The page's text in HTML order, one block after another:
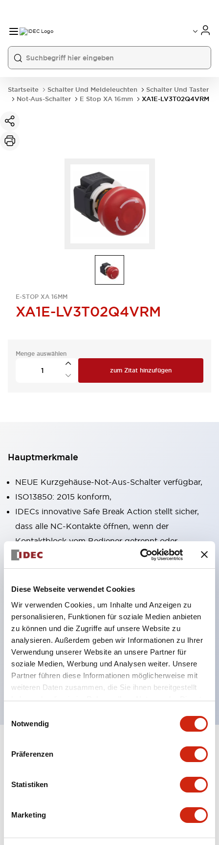
Diese Webseite verwendet Cookies
Wir verwenden Cookies, um Inhalte und Anzeigen zu
personalisieren, Funktionen für soziale Medien anbieten
zu können und die Zugriffe auf unsere Website zu
analysieren. Außerdem geben wir Informationen zu Ihrer
Verwendung unserer Website an unsere Partner für
soziale Medien, Werbung und Analysen weiter. Unsere
Partner führen diese Informationen möglicherweise mit
weiteren Daten zusammen, die Sie ihnen bereitgestellt
haben oder die sie im Rahmen Ihrer Nutzung der Dienste
Notwendig
Präferenzen
Statistiken
Marketing
Startseite Schalter Und Meldeleuchten
Schalter Und Taster
Not-Aus-Schalter
E Stop XA 16mm XA1E-LV3T02Q4VRM
E-STOP XA 16MM
XA1E-LV3T02Q4VRM
Menge auswählen
zum Zitat hinzufügen
Hauptmerkmale
NEUE Kurzgehäuse-Not-Aus-Schalter verfügbar,
ISO13850: 2015 konform,
IDECs innovative Safe Break Action stellt sicher,
dass alle NC-Kontakte öffnen, wenn der
Kontaktblock vom Bediener getrennt oder
beschädigt wird,
Pushlock-Dreh-Reset und Push-Pull-
Dualfunktionen in derselben Einheit integriert,
Direktöffnungsmechanismus (IEC60947-5-5,
IEC60947-5-1, Anhang K),
Schutzart IP65, IP67, (IEC60529) und IP69K
(ISO20653),
Löt- oder Leiterplattenanschlussoptionen,
UL NISD zugelassen, c-UL zugelassen, EN
konform
Spezifikationen Alle erweitern+